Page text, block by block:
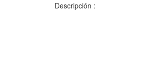
Descripción :